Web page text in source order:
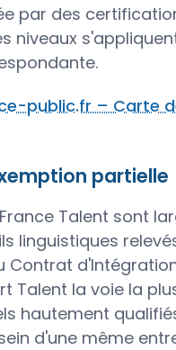
des
niveaux
public.fr – Carte
partielle
Talent sont
linguistiques
Contrat
Talent la voie la
hautement
d'une même